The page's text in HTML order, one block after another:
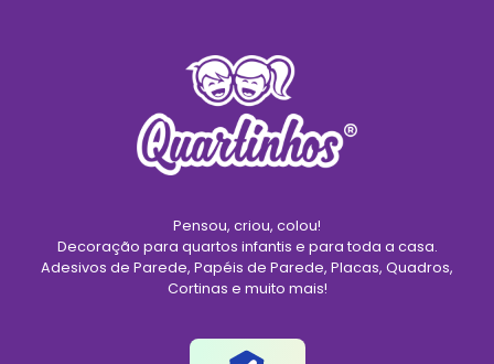
Pensou, criou, colou!
Decoração para quartos infantis e para toda a casa.
Adesivos de Parede, Papéis de Parede, Placas, Quadros,
Cortinas e muito mais!